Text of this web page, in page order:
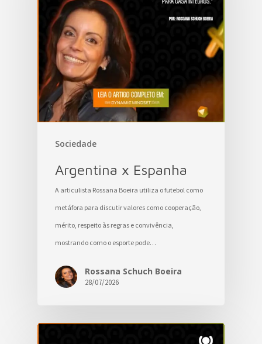
Sociedade
Argentina x Espanha
A articulista Rossana Boeira utiliza o futebol como
metáfora para discutir valores como cooperação,
mérito, respeito às regras e convivência,
mostrando como o esporte pode…
Rossana Schuch Boeira
28/07/2026